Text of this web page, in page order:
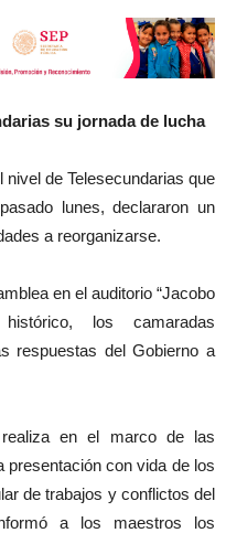
su jornada de lucha
de Telesecundarias que
lunes, declararon un
a reorganizarse.
en el auditorio “Jacobo
los camaradas
respuestas del Gobierno a
en el marco de las
presentación con vida de los
de trabajos y conflictos del
a los maestros los